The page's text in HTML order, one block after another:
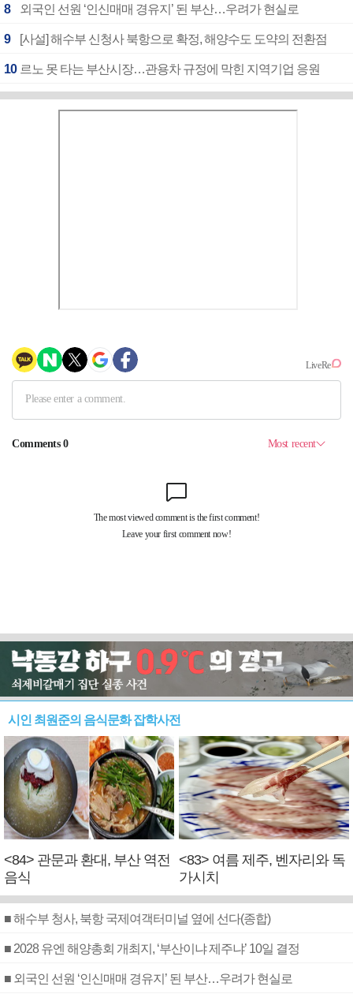
8 외국인 선원 ‘인신매매 경유지’ 된 부산…우려가 현실로
9 [사설] 해수부 신청사 북항으로 확정, 해양수도 도약의 전환점
10 르노 못 타는 부산시장…관용차 규정에 막힌 지역기업 응원
시인 최원준의 음식문화 잡학사전
<84> 관문과 환대, 부산 역전
음식
<83> 여름 제주, 벤자리와 독
가시치
■ 해수부 청사, 북항 국제여객터미널 옆에 선다(종합)
■ 2028 유엔 해양총회 개최지, ‘부산이냐 제주냐’ 10일 결정
■ 외국인 선원 ‘인신매매 경유지’ 된 부산…우려가 현실로